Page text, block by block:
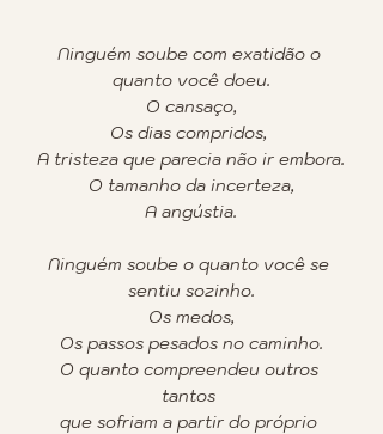
Ninguém soube com exatidão o
quanto você doeu.
O cansaço,
Os dias compridos,
A tristeza que parecia não ir embora.
O tamanho da incerteza,
A angústia.
Ninguém soube o quanto você se
sentiu sozinho.
Os medos,
Os passos pesados no caminho.
O quanto compreendeu outros
tantos
que sofriam a partir do próprio